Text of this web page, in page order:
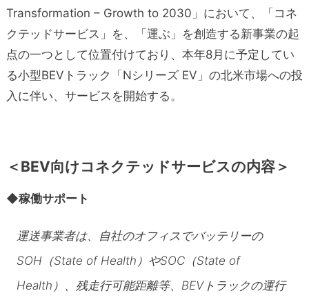
Transformation – Growth to 2030」において、「コネ
クテッドサービス」を、「運ぶ」を創造する新事業の起
点の一つとして位置付けており、本年8月に予定してい
る小型BEVトラック「Nシリーズ EV」の北米市場への投
入に伴い、サービスを開始する。
＜BEV向けコネクテッドサービスの内容＞
◆稼働サポート
運送事業者は、自社のオフィスでバッテリーの
SOH（State of Health）やSOC（State of
Health）、残走行可能距離等、BEVトラックの運行